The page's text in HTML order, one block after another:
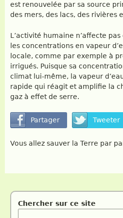
est renouvelée par sa source
des mers, des lacs, des rivières
L’activité humaine n’affecte
les concentrations en vapeur
locale, comme par exemple à
irrigués. Puisque sa
climat lui-même, la vapeur
rapide qui réagit et amplifie la
gaz à effet de serre.
       Tweeter
Vous allez sauver la Terre par
Chercher sur ce site